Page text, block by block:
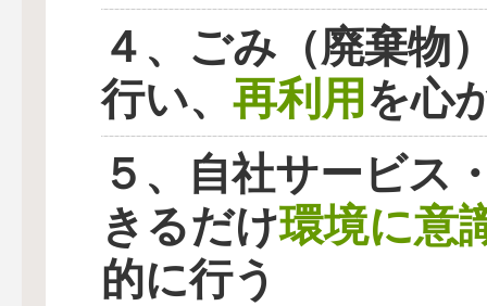
４、ごみ（廃棄物
行い、 再利用を心
５、自社サービス
きるだけ環境に意
的に行う